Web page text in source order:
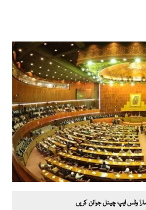
وٹس ایپ چینل جوائن کریں